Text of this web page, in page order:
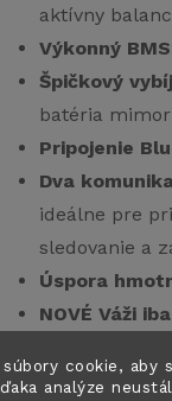
súbory cookie, aby
analýze
aktívny
Výkonný
Špičkový
batéria
Pripojenie
Dva
ideálne pre
sledovanie a
Úspora
NOVÉ Váži
EVE, ktoré